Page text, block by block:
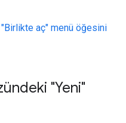
"Birlikte aç" menü öğesini
"Yeni"